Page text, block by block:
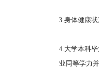
3.身体健康
4.大学本科
业同等学力